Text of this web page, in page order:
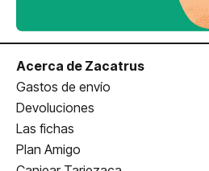
Acerca de Zacatrus
Gastos de envío
Devoluciones
Las fichas
Plan Amigo